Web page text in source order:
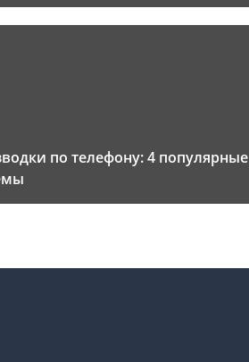
по телефону: 4 популярные